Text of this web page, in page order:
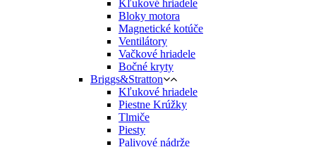
Kľukové hriadele
Bloky motora
Magnetické kotúče
Ventilátory
Vačkové hriadele
Bočné kryty
Briggs&Stratton
Kľukové hriadele
Piestne Krúžky
Tlmiče
Piesty
Palivové nádrže